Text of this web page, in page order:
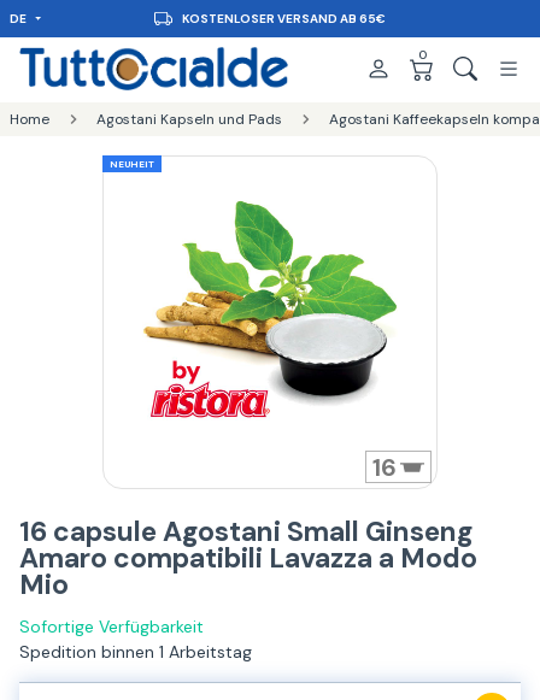
DE LIEFERUNG IN 48 STUNDEN
0
Home Agostani Kapseln und Pads Agostani Kaffeekapseln
NEUHEIT
16
16 capsule Agostani Small Ginseng
Amaro compatibili Lavazza a Modo
Mio
Sofortige Verfügbarkeit
Spedition binnen 1 Arbeitstag